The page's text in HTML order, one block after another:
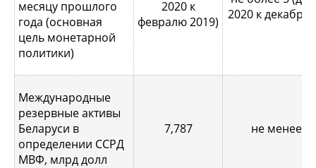
месяцу прошлого
года (основная
цель монетарной
политики)
2020 к
февралю 2019)
2020 к декабрю
Международные
резервные активы
Беларуси в
определении ССРД
МВФ, млрд долл
7,787 не менее